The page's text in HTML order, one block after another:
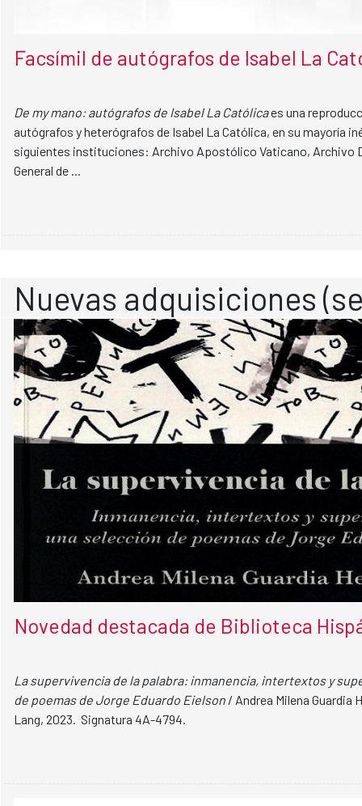
Facsímil de autógrafos de Isabel La
De my mano: autógrafos de Isabel La Católicaes una
autógrafos y heterógrafos de Isabel La Católica, en su mayoría
siguientes instituciones: Archivo Apostólico Vaticano, Archivo
General de ...
Nuevas adquisiciones
Novedad destacada de Biblioteca
La supervivencia de la palabra: inmanencia, intertextos y
de poemas de Jorge Eduardo Eielson / Andrea Milena Guardia
Lang, 2023. Signatura 4A-4794.